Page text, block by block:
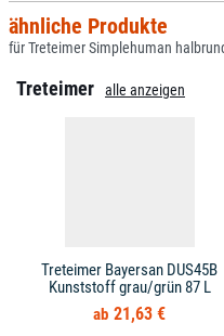
ähnliche Produkte
für Treteimer Simplehuman
Treteimer alle anzeigen
Treteimer Bayersan DUS45B
Kunststoff grau/grün 87 L
21,63 €